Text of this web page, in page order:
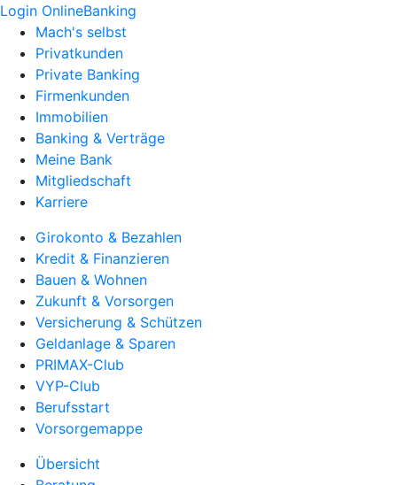
Login OnlineBanking
Mach's selbst
Privatkunden
Private Banking
Firmenkunden
Immobilien
Banking & Verträge
Meine Bank
Mitgliedschaft
Karriere
Girokonto & Bezahlen
Kredit & Finanzieren
Bauen & Wohnen
Zukunft & Vorsorgen
Versicherung & Schützen
Geldanlage & Sparen
PRIMAX-Club
VYP-Club
Berufsstart
Vorsorgemappe
Übersicht